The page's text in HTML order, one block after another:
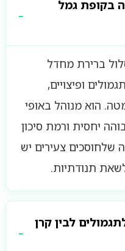
לבני 50 ומטה בקופת גמל
הוא מסלול ברירת מחדל
ופיצויים,
לחוסכים שגילם 50 ומטה. הוא מנוהל באופי
יחסית ורמת סיכון
שלחוסכים צעירים יש
תנודתיות.
לבין קרן